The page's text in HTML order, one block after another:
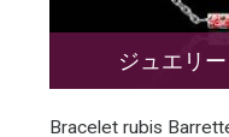
ジュエリ
Bracelet rubis